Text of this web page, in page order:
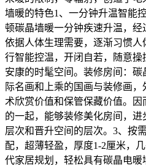
墙暖的特色1、一分钟升温智能
顿碳晶墙暖一分钟疾速升温，经
依据人体生理需要，逐渐习惯
行智能控温，开闭自若，随意
安康的时髦空间。装修房间：
际名画和上乘的国画与装修画
术欣赏价值和保管保藏价值。
的一起，能够装修美化房间，
层次和晋升空间的层次。3、按
配，超薄轻盈，厚度1-2厘米，
代家居规划，轻松具有碳晶电暖